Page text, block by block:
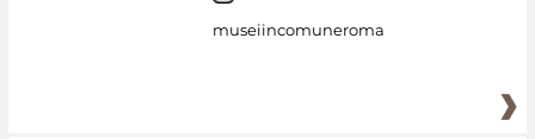
museiincomuneroma